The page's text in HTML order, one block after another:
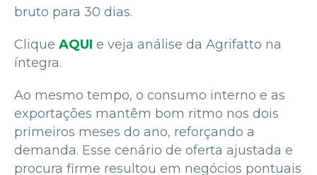
bruto para 30 dias.
Clique AQUI e veja análise da Agrifatto na
íntegra.
Ao mesmo tempo, o consumo interno e as
exportações mantêm bom ritmo nos dois
primeiros meses do ano, reforçando a
demanda. Esse cenário de oferta ajustada e
procura firme resultou em negócios pontuais